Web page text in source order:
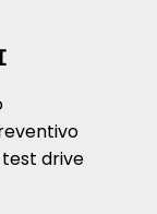
drive